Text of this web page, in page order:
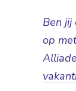
Ben jij
op